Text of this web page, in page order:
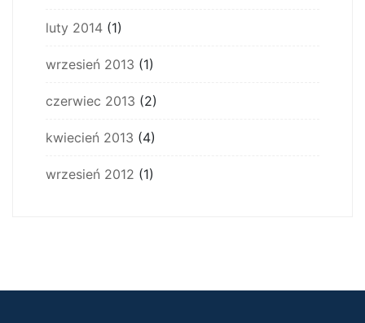
luty 2014 (1)
wrzesień 2013 (1)
czerwiec 2013 (2)
kwiecień 2013 (4)
wrzesień 2012 (1)